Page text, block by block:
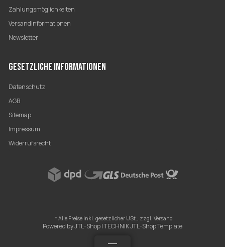
Zahlungsmöglichkeiten
Versandinformationen
Newsletter
GESETZLICHE INFORMATIONEN
Datenschutz
AGB
Sitemap
Impressum
Widerrufsrecht
* Alle Preise inkl. gesetzlicher USt., zzgl. Versand
Powered byJTL-Shop|TECHNIK JTL-Shop Template